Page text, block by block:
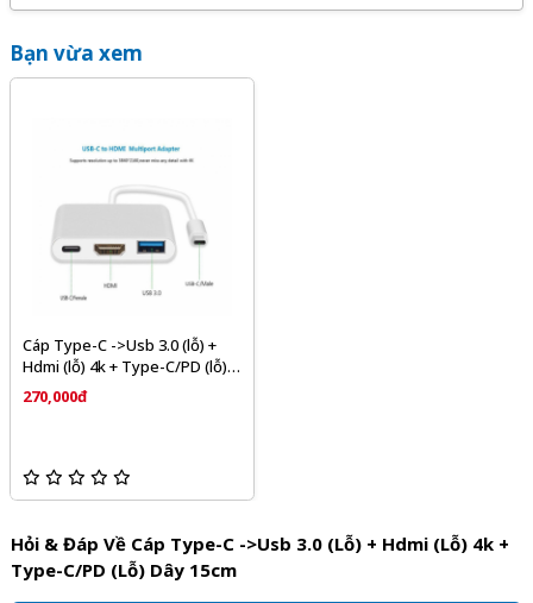
Bạn vừa xem
Cáp Type-C ->Usb 3.0 (lỗ) +
Hdmi (lỗ) 4k + Type-C/PD (lỗ)
dây 15cm
270,000đ
Hỏi & Đáp Về Cáp Type-C ->Usb 3.0 (lỗ) + Hdmi (lỗ) 4k +
Type-C/PD (lỗ) Dây 15cm